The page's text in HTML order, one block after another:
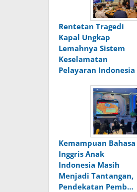
Rentetan Tragedi
Kapal Ungkap
Lemahnya Sistem
Keselamatan
Pelayaran Indonesia
Kemampuan Bahasa
Inggris Anak
Indonesia Masih
Menjadi Tantangan,
Pendekatan Pemb…